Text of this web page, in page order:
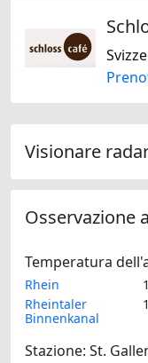
Visionare
Osservazione
Temperatura
Rhein
Rheintaler
Binnenkanal
Stazione: St.